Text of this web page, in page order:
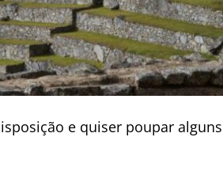
e quiser poupar